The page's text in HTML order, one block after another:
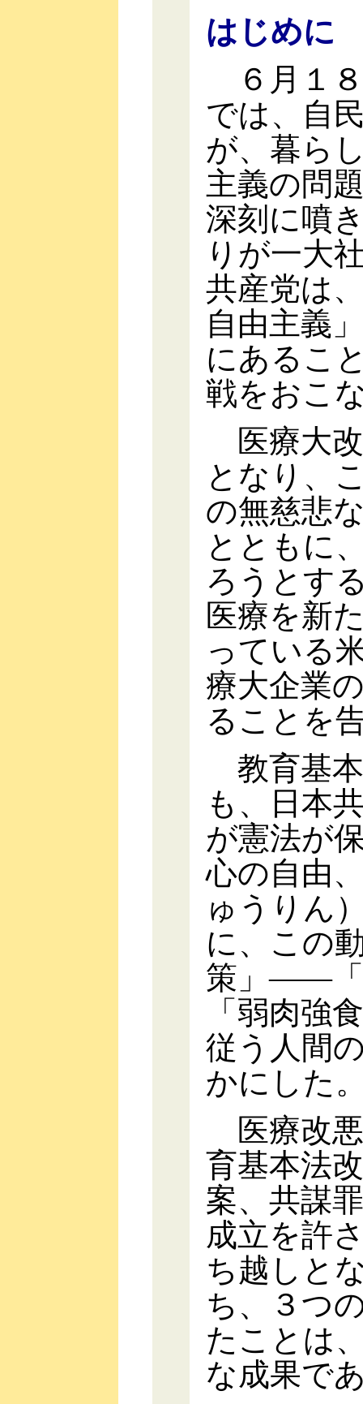
はじめに
６月１
では、自
が、暮ら
主義の問
深刻に噴
りが一大
共産党は
自由主義
にあるこ
戦をおこ
医療大
となり、
の無慈悲
とともに
ろうとす
医療を新
っている
療大企業
ることを
教育基
も、日本
が憲法が
心の自由
ゅうりん
に、この
策」――「
「弱肉強
従う人間
かにした
医療改
育基本法
案、共謀
成立を許
ち越しと
ち、３つ
たことは
な成果で